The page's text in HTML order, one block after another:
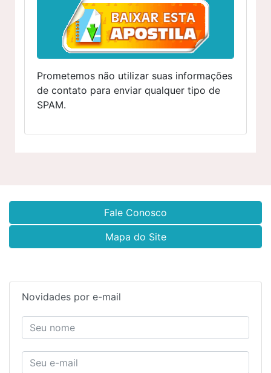
Prometemos não utilizar suas informações
de contato para enviar qualquer tipo de
SPAM.
Fale Conosco
Mapa do Site
Novidades por e-mail